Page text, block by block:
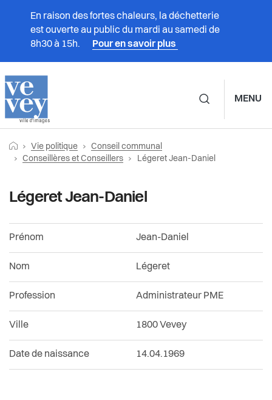
En raison des fortes chaleurs, la déchetterie
est ouverte au public du mardi au samedi de
8h30 à 15h.
Pour en savoir plus
MENU
Prestations
Vie politique
Vie politique
Municipalité
Conseil communal
Conseil communal
Conseillères et conseillers
Commissions permanentes et délégations
Décisions du dernier Conseil Communal
Partis politiques
Votations et élections
Jumelages
Actualités
Pilier public
Règlements
Fil
d'Ariane
Retourner vers la page d'accueil
Vie politique
Conseil communal
Conseillères et Conseillers
Page actuelle:
Légeret Jean-Daniel
Légeret Jean-Daniel
Prénom Jean-Daniel
Nom Légeret
Profession Administrateur PME
Ville 1800 Vevey
Date de naissance 14.04.1969